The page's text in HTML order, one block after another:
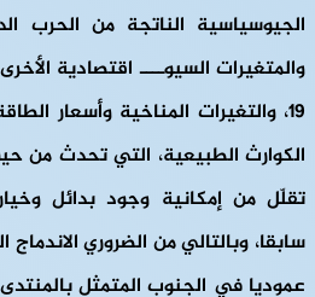
الجيوسياسية الناتجة من الحرب
والمتغيرات السيوــــ اقتصادية
19، والتغيرات المناخية وأسعار
الكوارث الطبيعية، التي تحدث من
تقلّل من إمكانية وجود بدائل
سابقا، وبالتالي من الضروري
عموديا في الجنوب المتمثل